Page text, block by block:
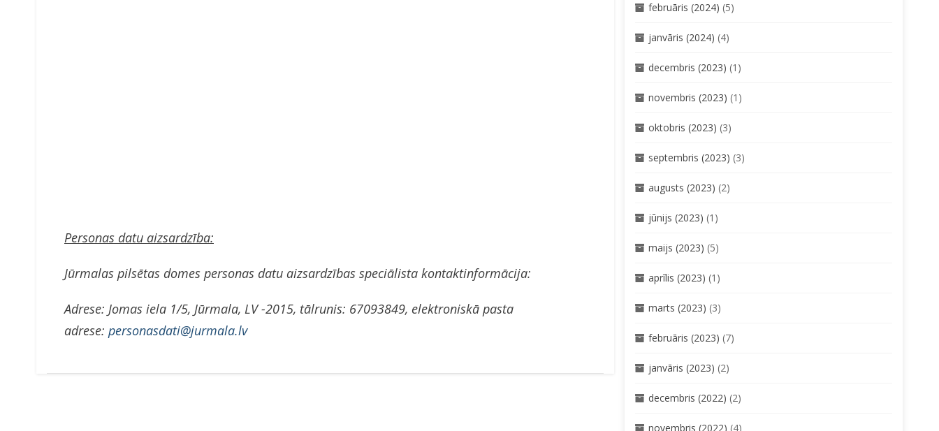
Personas datu aizsardzība:
Jūrmalas pilsētas domes personas datu aizsardzības speciālista kontaktinformācija:
Adrese: Jomas iela 1/5, Jūrmala, LV -2015, tālrunis: 67093849, elektroniskā pasta
adrese: personasdati@jurmala.lv
februāris (2024) (5)
janvāris (2024) (4)
decembris (2023) (1)
novembris (2023) (1)
oktobris (2023) (3)
septembris (2023) (3)
augusts (2023) (2)
jūnijs (2023) (1)
maijs (2023) (5)
aprīlis (2023) (1)
marts (2023) (3)
februāris (2023) (7)
janvāris (2023) (2)
decembris (2022) (2)
novembris (2022) (4)